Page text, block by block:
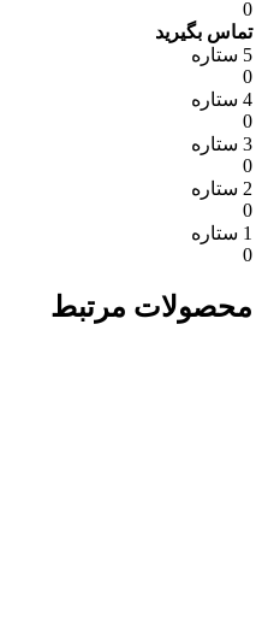
0
تماس بگیرید
5 ستاره
0
4 ستاره
0
3 ستاره
0
2 ستاره
0
1 ستاره
0
محصولات مرتبط